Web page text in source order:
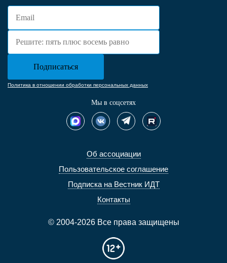
Об ассоциации
Пользовательское соглашение
Подписка на Вестник ИДТ
Контакты
© 2004-2026 Все права защищены
Политика в отношении обработки персональных данных
Мы в соцсетях